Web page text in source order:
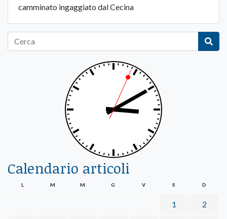
camminato ingaggiato dal Cecina
Calendario articoli
L M M G V S D
1 2